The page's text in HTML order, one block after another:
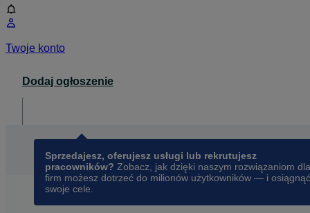
Twoje konto
Dodaj ogłoszenie
Sprzedajesz, oferujesz usługi lub rekrutujesz
pracowników? Zobacz, jak dzięki naszym rozwiązaniom dla
firm możesz dotrzeć do milionów użytkowników — i osiągnąć
swoje cele.